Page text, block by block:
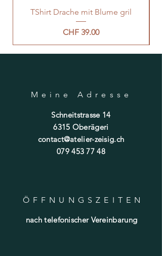
TShirt Drache mit Blume gril
Preis
CHF 39.00
Meine Adresse
Schneitstrasse 14
6315 Oberägeri
contact@atelier-zeisig.ch
079 453 77 48
ÖFFNUNGSZEITE N
nach telefonischer Vereinbarung